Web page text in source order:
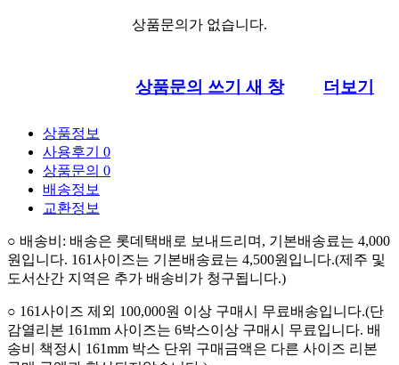
상품문의가 없습니다.
상품문의 쓰기 새 창 더보기
상품정보
사용후기 0
상품문의 0
배송정보
교환정보
○ 배송비 : 배송은 롯데택배로 보내드리며 , 기본배송료는 4,000
원입니다. 161사이즈는 기본배송료는 4,500원입니다.(제주 및
도서산간 지역은 추가 배송비가 청구됩니다.)
○ 161사이즈 제외 100,000원 이상 구매시 무료배송입니다.(단
감열리본 161mm 사이즈는 6박스이상 구매시 무료입니다. 배
송비 책정시 161mm 박스 단위 구매금액은 다른 사이즈 리본